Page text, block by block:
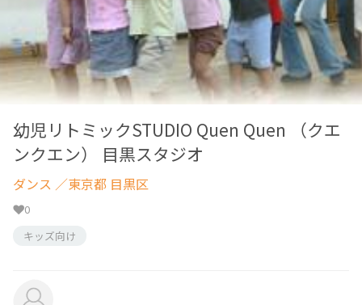
幼児リトミックSTUDIO Quen Quen （クエ
ンクエン） 目黒スタジオ
ダンス ／東京都 目黒区
0
キッズ向け